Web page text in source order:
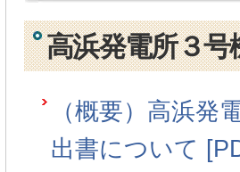
高浜発電所３
（概要）高浜
出書について